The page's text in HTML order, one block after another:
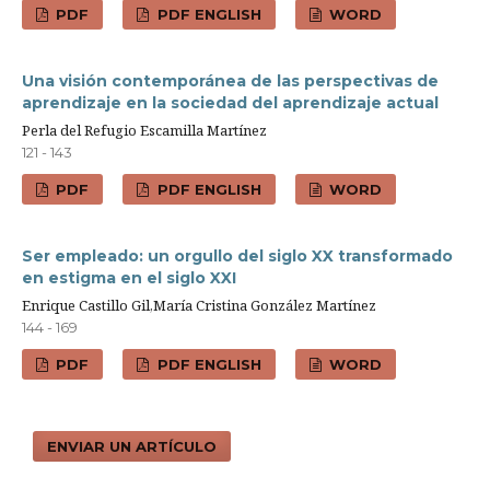
PDF PDF ENGLISH WORD
Una visión contemporánea de las perspectivas de
aprendizaje en la sociedad del aprendizaje actual
Perla del Refugio Escamilla Martínez
121 - 143
PDF PDF ENGLISH WORD
Ser empleado: un orgullo del siglo XX transformado
en estigma en el siglo XXI
Enrique Castillo Gil,María Cristina González Martínez
144 - 169
PDF PDF ENGLISH WORD
ENVIAR UN ARTÍCULO